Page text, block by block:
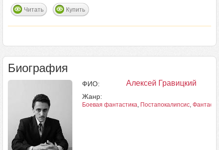
Читать Купить
Биография
ФИО: Алексей Гравицкий
Жанр:
Боевая фантастика, Постапокалипсис,